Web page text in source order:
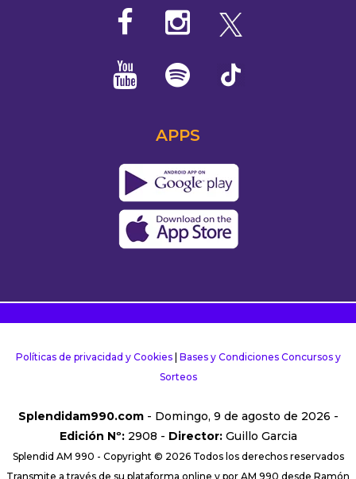
APPS
Políticas de privacidad y Cookies| Bases y Condiciones Concursos y
Sorteos
Splendidam990.com- Domingo, 9 de agosto de 2026 -
Edición Nº:2908 - Director:Guillo Garcia
Splendid AM 990 - Copyright © 2026 Todos los derechos reservados
Transmite a través de su plataforma online y por AM 990 desde Ramón